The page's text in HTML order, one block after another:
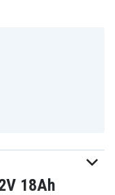
18Ah